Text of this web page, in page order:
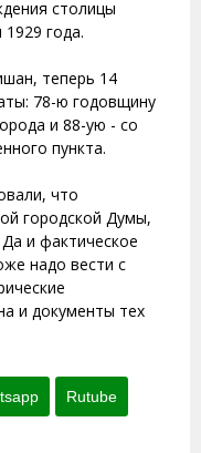
столицы
года.
теперь 14
78-ю годовщину
и 88-ую - со
пункта.
что
городской Думы,
и фактическое
надо вести с
и документы тех
Rutube